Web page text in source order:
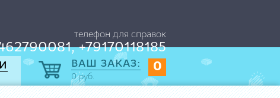
телефон для справок
+79170118185
0
ВАШ ЗАКАЗ:
0руб.